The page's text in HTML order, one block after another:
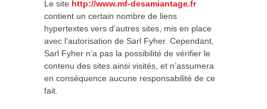
Le site http://www.mf-desamiantage.fr
contient un certain nombre de liens
hypertextes vers d’autres sites, mis en place
avec l’autorisation de Sarl Fyher. Cependant,
Sarl Fyher n’a pas la possibilité de vérifier le
contenu des sites ainsi visités, et n’assumera
en conséquence aucune responsabilité de ce
fait.